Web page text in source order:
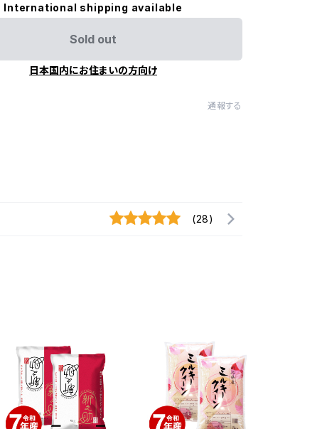
International shipping available
Sold out
日本国内にお住まいの方向け
通報する
(28)